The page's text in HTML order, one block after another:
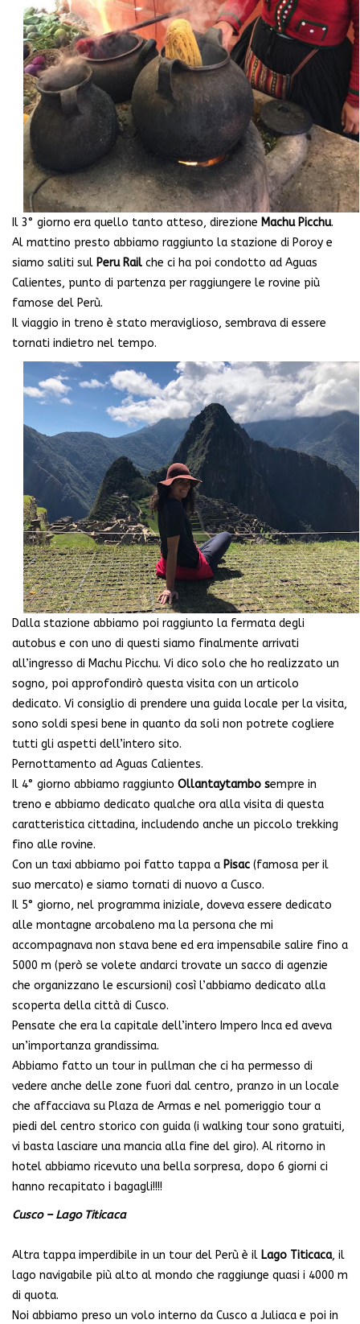
Il 3° giorno era quello tanto atteso, direzione Machu Picchu.
Al mattino presto abbiamo raggiunto la stazione di Poroy e
siamo saliti sul Peru Rail che ci ha poi condotto ad Aguas
Calientes, punto di partenza per raggiungere le rovine più
famose del Perù.
Il viaggio in treno è stato meraviglioso, sembrava di essere
tornati indietro nel tempo.
Dalla stazione abbiamo poi raggiunto la fermata degli
autobus e con uno di questi siamo finalmente arrivati
all’ingresso di Machu Picchu. Vi dico solo che ho realizzato un
sogno, poi approfondirò questa visita con un articolo
dedicato. Vi consiglio di prendere una guida locale per la visita,
sono soldi spesi bene in quanto da soli non potrete cogliere
tutti gli aspetti dell’intero sito.
Pernottamento ad Aguas Calientes.
Il 4° giorno abbiamo raggiunto Ollantaytambo sempre in
treno e abbiamo dedicato qualche ora alla visita di questa
caratteristica cittadina, includendo anche un piccolo trekking
fino alle rovine.
Con un taxi abbiamo poi fatto tappa a Pisac (famosa per il
suo mercato) e siamo tornati di nuovo a Cusco.
Il 5° giorno, nel programma iniziale, doveva essere dedicato
alle montagne arcobaleno ma la persona che mi
accompagnava non stava bene ed era impensabile salire fino a
5000 m (però se volete andarci trovate un sacco di agenzie
che organizzano le escursioni) così l’abbiamo dedicato alla
scoperta della città di Cusco.
Pensate che era la capitale dell’intero Impero Inca ed aveva
un’importanza grandissima.
Abbiamo fatto un tour in pullman che ci ha permesso di
vedere anche delle zone fuori dal centro, pranzo in un locale
che affacciava su Plaza de Armas e nel pomeriggio tour a
piedi del centro storico con guida (i walking tour sono gratuiti,
vi basta lasciare una mancia alla fine del giro). Al ritorno in
hotel abbiamo ricevuto una bella sorpresa, dopo 6 giorni ci
hanno recapitato i bagagli!!!!
Cusco – Lago Titicaca
Altra tappa imperdibile in un tour del Perù è il Lago Titicaca, il
lago navigabile più alto al mondo che raggiunge quasi i 4000 m
di quota.
Noi abbiamo preso un volo interno da Cusco a Juliaca e poi in